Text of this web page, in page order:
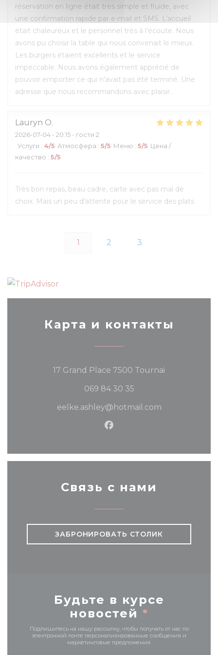
réservation en ligne était très simple et fluide, avec
une confirmation rapide par e-mail et SMS. L’accueil
était chaleureux et le personnel très à l’écoute. Nous
avons pu choisir la table qui nous convenait le mieux.
Les burgers étaient excellents et le service
impeccable. Nous avons également apprécié de
pouvoir emporter ce qui n’avait pas été terminé. Une
adresse que nous recommandons avec plaisir.
Lauryn O
2026-07-04 - 20:15 - гости 2
Услуги : 4/5 Атмосфера : 5/5 Меню : 5/5 Цена /
качество : 5/5
Très bon repas, beau cadre, carte avec pas mal de
choix. Mais un peu d’attente pour le service des plats
1 2 3
Карта и контакты
17 Grand Place 7500 Tournai
069 84 30 35
eelke.ashley@hotmail.com
Facebook
Связь с нами
ЗАБРОНИРОВАТЬ СТОЛИК
Будьте в курсе
новостей *
Подпишитесь на нашу рассылку, чтобы получать от нас по
электронной почте персонализированные сообщения и
маркетинговые предложения.